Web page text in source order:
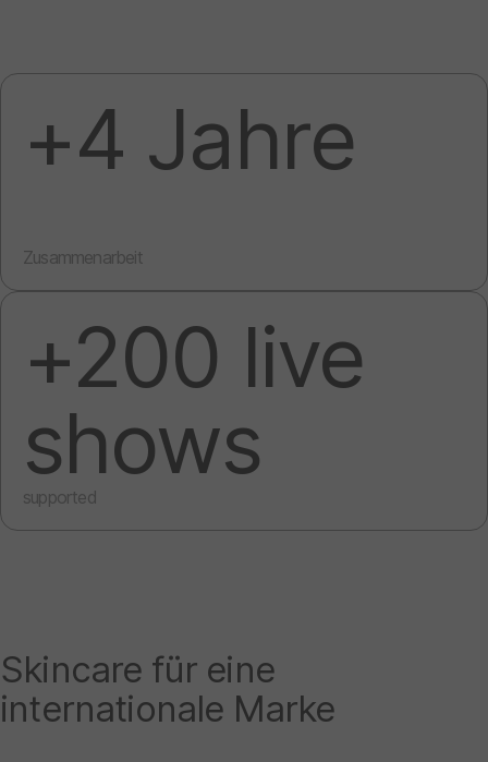
+4 Jahre
Zusammenarbeit
+200 live
shows
supported
Skincare für eine
internationale Marke